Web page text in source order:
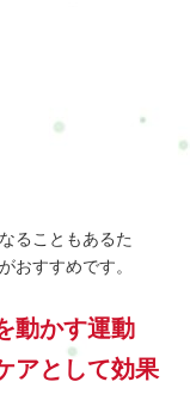
ることもあるた
おすすめです。
動かす運動
アとして効果